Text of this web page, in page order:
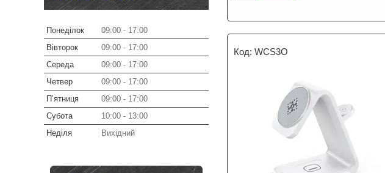
WCS3O
Понеділок 09:00
17:00
Вівторок
09:00
17:00
Середа
09:00
17:00
Четвер
09:00
17:00
Пʼятниця
09:00
17:00
Субота
10:00
13:00
Неділя
Вихідний